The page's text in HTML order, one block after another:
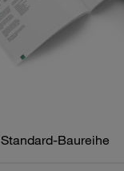
Standard-Baureihe